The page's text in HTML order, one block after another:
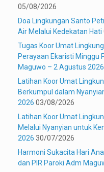
05/08/2026
Doa Lingkungan Santo
Air Melalui Kedekatan Hati
Tugas Koor Umat
Perayaan Ekaristi Minggu
Maguwo – 2 Agustus 2026
Latihan Koor Umat
Berkumpul dalam
2026 03/08/2026
Latihan Koor Umat
Melalui Nyanyian untuk
2026 30/07/2026
Harmoni Sukacita Hari
dan PIR Paroki Adm